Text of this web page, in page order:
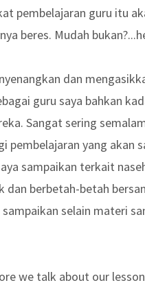
pembelajaran guru itu
beres. Mudah
dan
guru saya bahkan
Sangat sering
pembelajaran yang
sampaikan terkait
dan berbetah-betah
selain materi
we talk about our